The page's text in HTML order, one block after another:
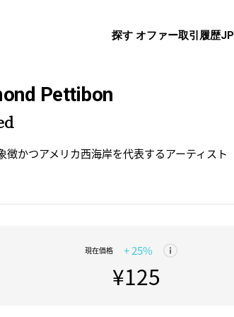
探す オファー取引履歴JP
Pettibon
徴かつアメリカ西海岸を代表するアーティスト
現在価格 + 25%
¥125